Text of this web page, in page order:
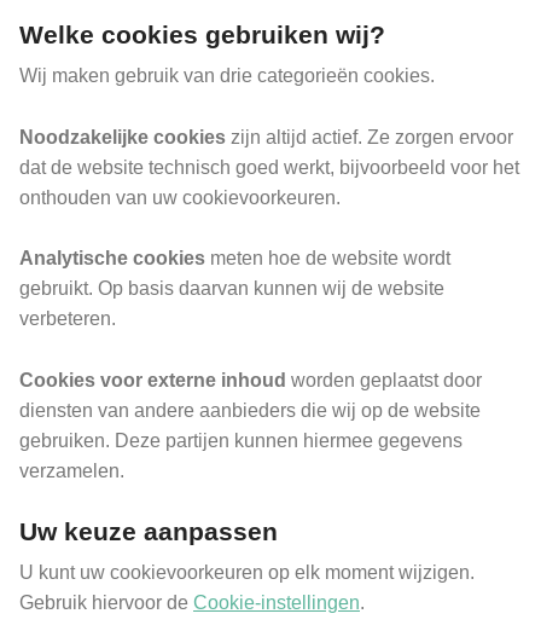
Welke cookies gebruiken wij?
Wij maken gebruik van drie categorieën cookies.
Noodzakelijke cookies zijn altijd actief. Ze zorgen ervoor
dat de website technisch goed werkt, bijvoorbeeld voor het
onthouden van uw cookievoorkeuren.
Analytische cookies meten hoe de website wordt
gebruikt. Op basis daarvan kunnen wij de website
verbeteren.
Cookies voor externe inhoud worden geplaatst door
diensten van andere aanbieders die wij op de website
gebruiken. Deze partijen kunnen hiermee gegevens
verzamelen.
Uw keuze aanpassen
U kunt uw cookievoorkeuren op elk moment wijzigen.
Gebruik hiervoor de Cookie-instellingen.